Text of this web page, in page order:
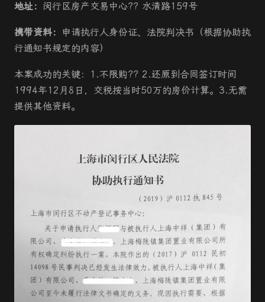
地址： 闵行区房产交易中心?? 水清路159号
携带资料：
申请执行人身份证、法院判决书（根据协助执
行通知书规定的内容）
本案成功的关键：1.不限购?? 2.还原到合同签订时间
1994年12月8日，交税按当时50万的房价计算。3.无需
提供其他资料。